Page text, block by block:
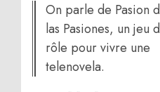
On parle de Pasion
las Pasiones, un jeu
rôle pour vivre une
telenovela.